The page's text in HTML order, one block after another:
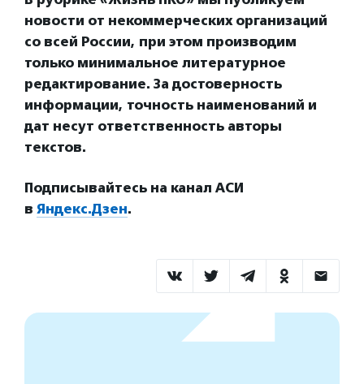
новости от некоммерческих организаций
со всей России, при этом производим
только минимальное литературное
редактирование. За достоверность
информации, точность наименований и
дат несут ответственность авторы
текстов.
Подписывайтесь на канал АСИ
в Яндекс.Дзен.